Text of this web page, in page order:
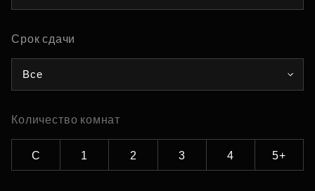
Срок сдачи
Все
Количество комнат
С 1 2 3 4 5+